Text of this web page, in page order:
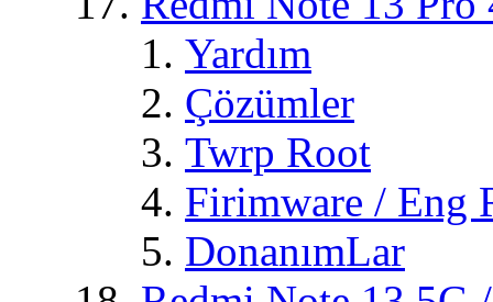
Yardım
Çözümler
Twrp Root
Firimware / Eng
DonanımLar